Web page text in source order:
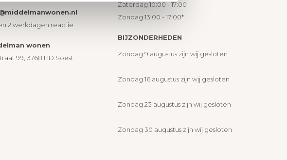
2 werkdagen reactie
wonen
99, 3768 HD Soest
Zaterdag 10:00 - 17:00
Zondag 13:00 - 17:00*
BIJZONDERHEDEN
Zondag 9 augustus zijn wij gesloten
Zondag 16 augustus zijn wij gesloten
Zondag 23 augustus zijn wij gesloten
Zondag 30 augustus zijn wij gesloten